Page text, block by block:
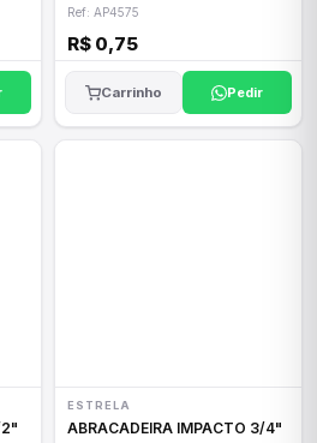
Ref: AP4575
R$ 0,75
Carrinho Pedir
ESTRELA
ABRACADEIRA IMPACTO 3/4"